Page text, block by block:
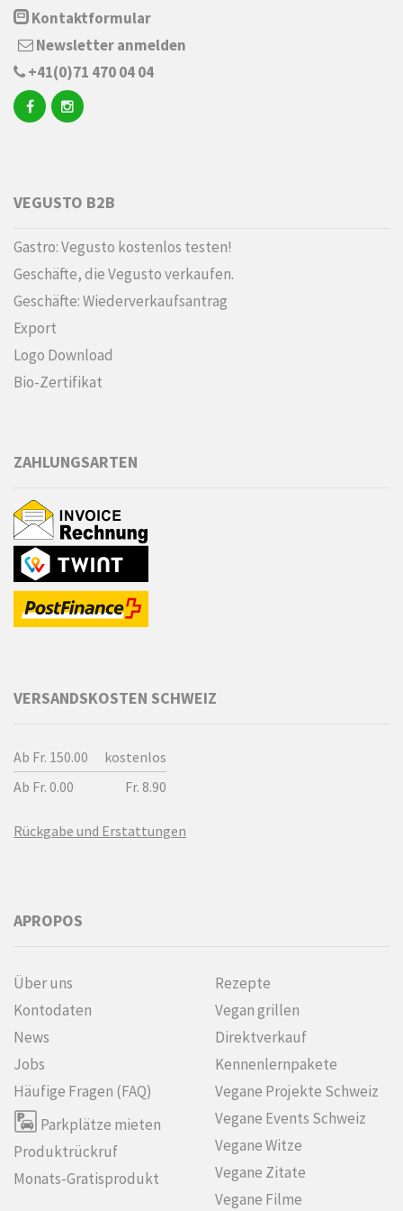
Kontaktformular
Newsletter anmelden
+41(0)71 470 04 04
VEGUSTO B2B
Gastro: Vegusto kostenlos testen!
Geschäfte, die Vegusto verkaufen.
Geschäfte: Wiederverkaufsantrag
Export
Logo Download
Bio-Zertifikat
ZAHLUNGSARTEN
VERSANDSKOSTEN SCHWEIZ
Ab Fr. 150.00
kostenlos
Ab Fr. 0.00
Fr. 8.90
Rückgabe und Erstattungen
APROPOS
Über uns
Kontodaten
News
Jobs
Häufige Fragen (FAQ)
Parkplätze mieten
Produktrückruf
Monats-Gratisprodukt
Rezepte
Vegan grillen
Direktverkauf
Kennenlern­pakete
Vegane Projekte Schweiz
Vegane Events Schweiz
Vegane Witze
Vegane Zitate
Vegane Filme